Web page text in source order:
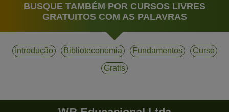
BUSQUE TAMBÉM POR CURSOS LIVRES
GRATUITOS COM AS PALAVRAS
Introdução Biblioteconomia Fundamentos
Curso
Gratis